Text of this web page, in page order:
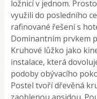
ložnicí v jednom.
využili do posledního
rafinované řešení s
Dominantním prvkem
Kruhové lůžko jako
instalace, která
podoby obývacího
Postel tvoří dřevěná